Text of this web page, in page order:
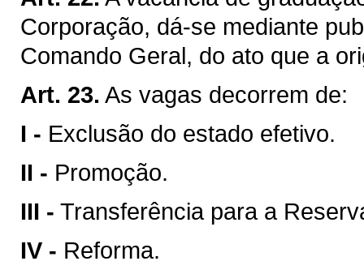
Corporação, dá-se mediante
Comando Geral, do ato que a
Art. 23. As vagas decorrem de:
I - Exclusão do estado efetivo.
II - Promoção.
III - Transferência para a
IV - Reforma.